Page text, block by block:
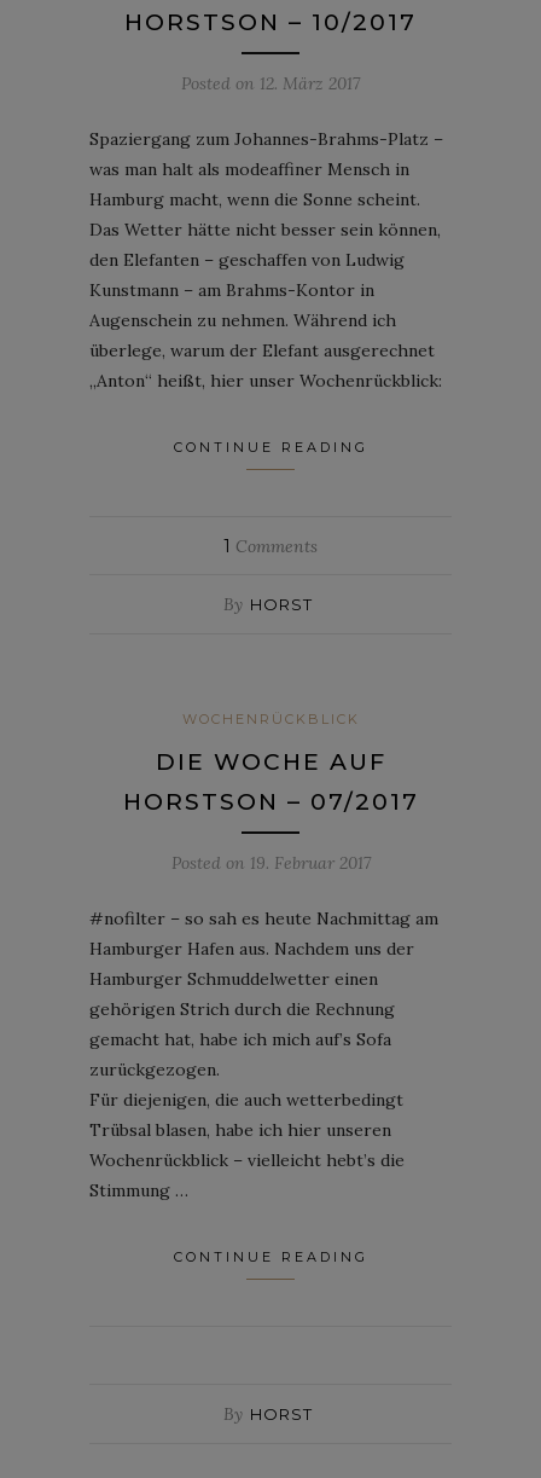
HORSTSON – 10/2017
Posted on 12. März 2017
Spaziergang zum Johannes-Brahms-Platz –
was man halt als modeaffiner Mensch in
Hamburg macht, wenn die Sonne scheint.
Das Wetter hätte nicht besser sein können,
den Elefanten – geschaffen von Ludwig
Kunstmann – am Brahms-Kontor in
Augenschein zu nehmen. Während ich
überlege, warum der Elefant ausgerechnet
„Anton“ heißt, hier unser Wochenrückblick:
CONTINUE READING
1 Comments
By HORST
WOCHENRÜCKBLICK
DIE WOCHE AUF
HORSTSON – 07/2017
Posted on 19. Februar 2017
#nofilter – so sah es heute Nachmittag am
Hamburger Hafen aus. Nachdem uns der
Hamburger Schmuddelwetter einen
gehörigen Strich durch die Rechnung
gemacht hat, habe ich mich auf’s Sofa
zurückgezogen.
Für diejenigen, die auch wetterbedingt
Trübsal blasen, habe ich hier unseren
Wochenrückblick – vielleicht hebt’s die
Stimmung …
CONTINUE READING
By HORST